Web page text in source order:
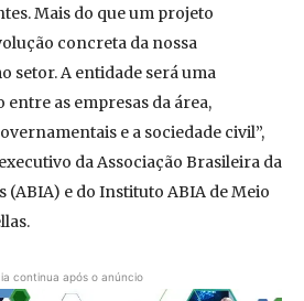
Mais do que um projeto
concreta da nossa
setor. A entidade será uma
as empresas da área,
e a sociedade civil”,
da Associação Brasileira da
e do Instituto ABIA de Meio
continua após o anúncio